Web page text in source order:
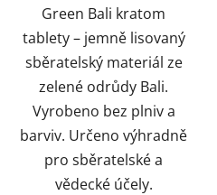
Green Bali kratom
tablety – jemně lisovaný
sběratelský materiál ze
zelené odrůdy Bali.
Vyrobeno bez plniv a
barviv. Určeno výhradně
pro sběratelské a
vědecké účely.